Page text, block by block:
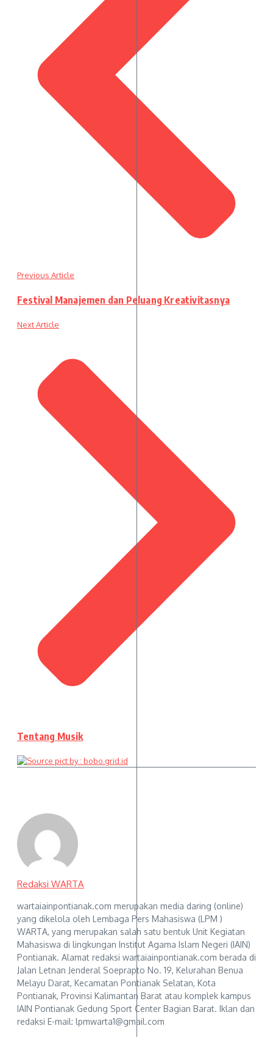
Previous Article
Festival Manajemen dan Peluang Kreativitasnya
Next Article
Tentang Musik
Redaksi WARTA
wartaiainpontianak.com merupakan media daring (online)
yang dikelola oleh Lembaga Pers Mahasiswa (LPM )
WARTA, yang merupakan salah satu bentuk Unit Kegiatan
Mahasiswa di lingkungan Institut Agama Islam Negeri (IAIN)
Pontianak. Alamat redaksi wartaiainpontianak.com berada di
Jalan Letnan Jenderal Soeprapto No. 19, Kelurahan Benua
Melayu Darat, Kecamatan Pontianak Selatan, Kota
Pontianak, Provinsi Kalimantan Barat atau komplek kampus
IAIN Pontianak Gedung Sport Center Bagian Barat. Iklan dan
redaksi E-mail: lpmwarta1@gmail.com